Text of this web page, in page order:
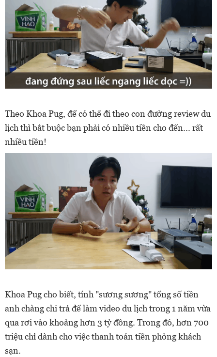
Theo Khoa Pug, để có thể đi theo con đường review du
lịch thì bắt buộc bạn phải có nhiều tiền cho đến... rất
nhiều tiền!
Khoa Pug cho biết, tính "sương sương" tổng số tiền
anh chàng chi trả để làm video du lịch trong 1 năm vừa
qua rơi vào khoảng hơn 3 tỷ đồng. Trong đó, hơn 700
triệu chỉ dành cho việc thanh toán tiền phòng khách
sạn.